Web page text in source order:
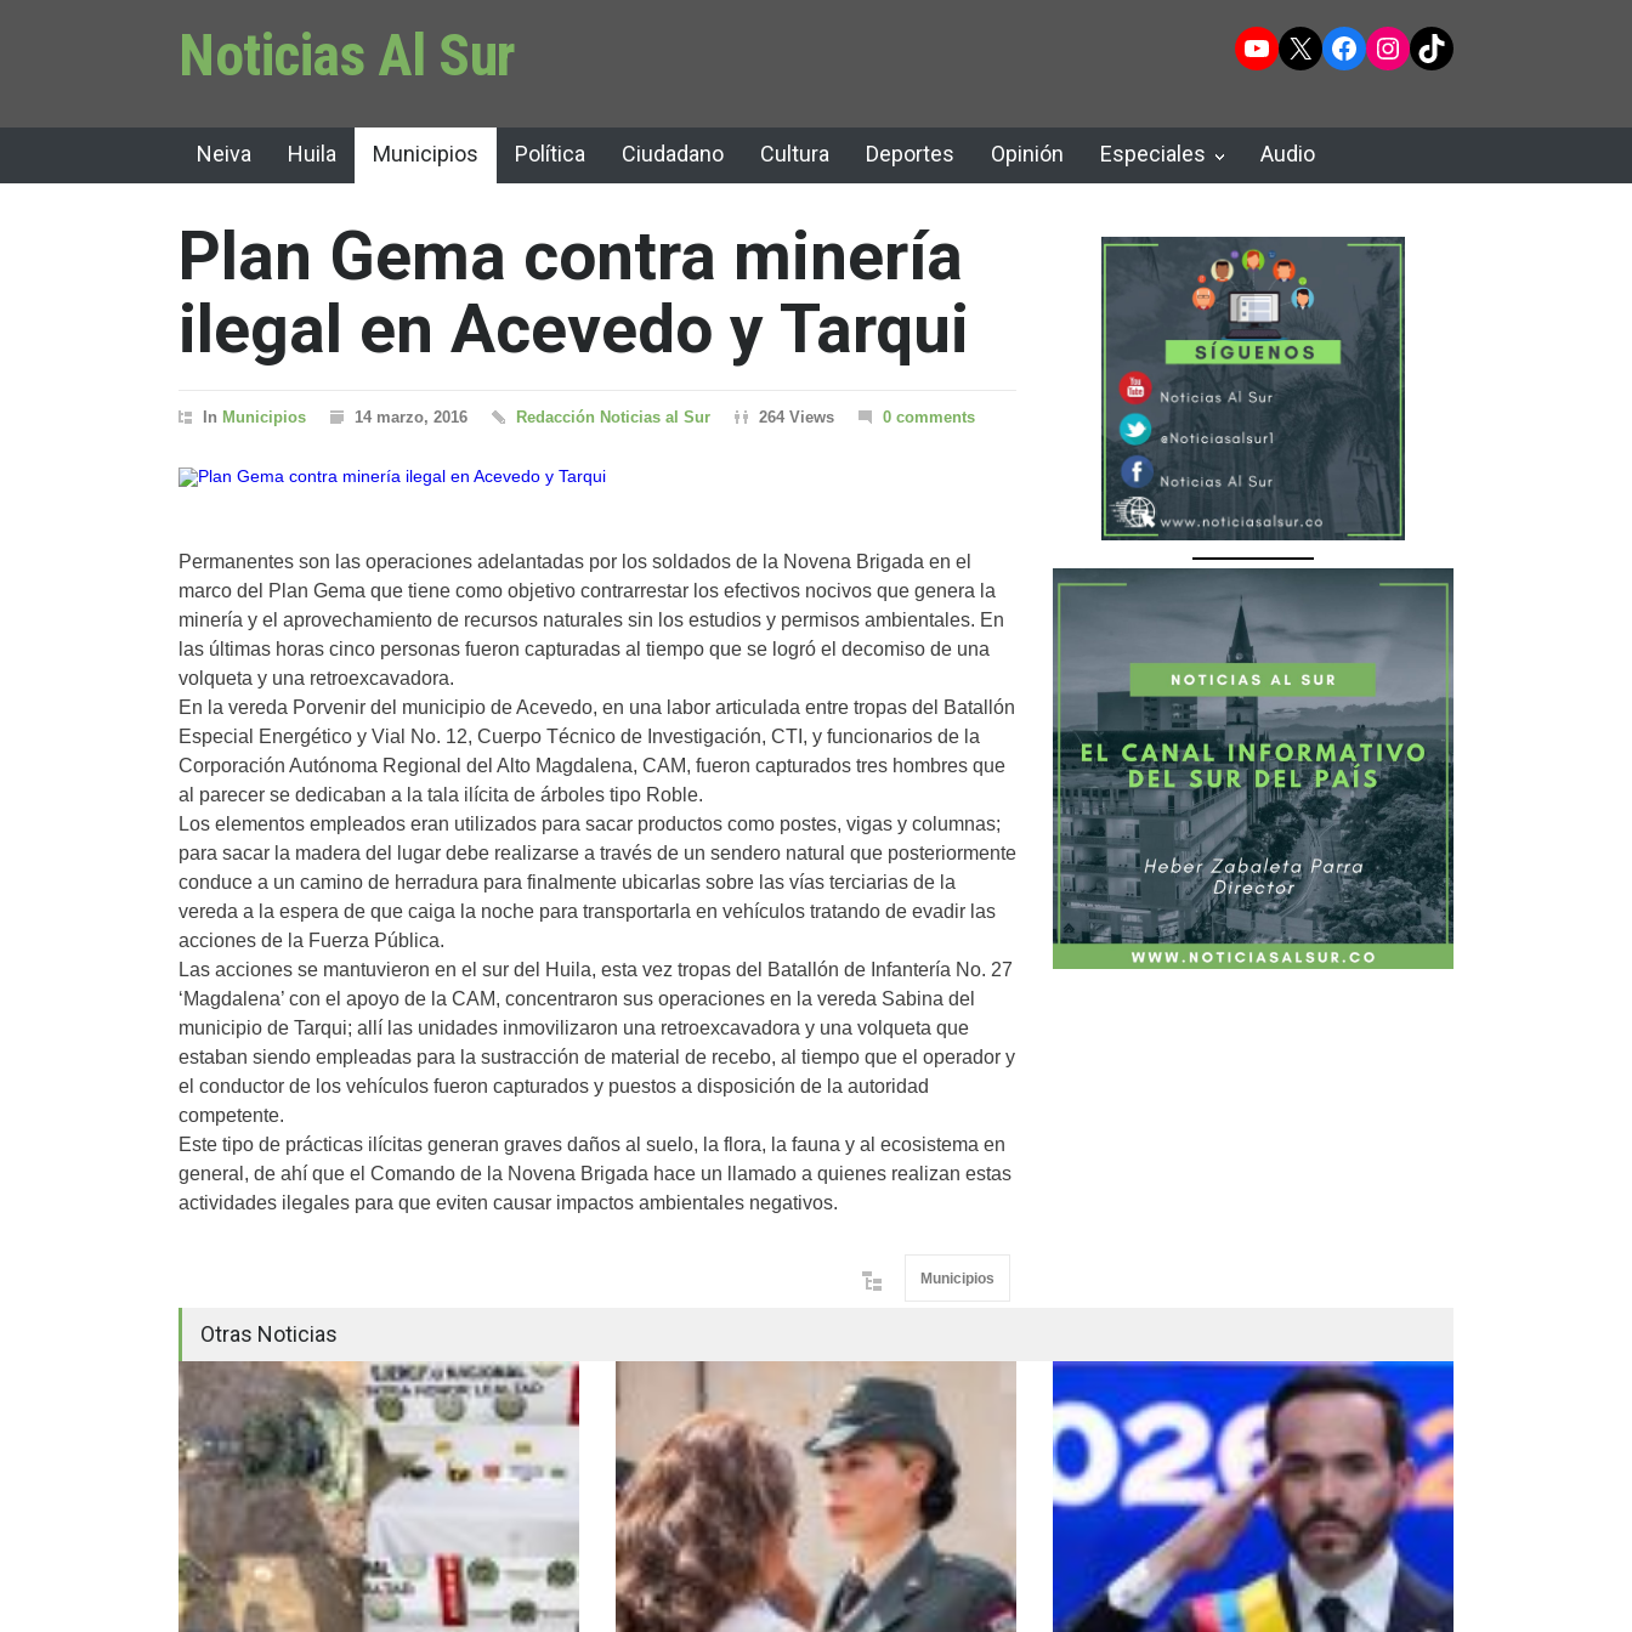
Noticias Al Sur YouTube
X Facebook
Instagram
TikTok
Neiva Huila Municipios Política Ciudadano Cultura Deportes Opinión Especiales Audio
Plan Gema contra minería
ilegal en Acevedo y Tarqui
In Municipios 14 marzo, 2016 Redacción Noticias al Sur 264 Views 0 comments
Permanentes son las operaciones adelantadas por los soldados de la Novena Brigada en el
marco del Plan Gema que tiene como objetivo contrarrestar los efectivos nocivos que genera la
minería y el aprovechamiento de recursos naturales sin los estudios y permisos ambientales. En
las últimas horas cinco personas fueron capturadas al tiempo que se logró el decomiso de una
volqueta y una retroexcavadora.
En la vereda Porvenir del municipio de Acevedo, en una labor articulada entre tropas del Batallón
Especial Energético y Vial No. 12, Cuerpo Técnico de Investigación, CTI, y funcionarios de la
Corporación Autónoma Regional del Alto Magdalena, CAM, fueron capturados tres hombres que
al parecer se dedicaban a la tala ilícita de árboles tipo Roble.
Los elementos empleados eran utilizados para sacar productos como postes, vigas y columnas;
para sacar la madera del lugar debe realizarse a través de un sendero natural que posteriormente
conduce a un camino de herradura para finalmente ubicarlas sobre las vías terciarias de la
vereda a la espera de que caiga la noche para transportarla en vehículos tratando de evadir las
acciones de la Fuerza Pública.
Las acciones se mantuvieron en el sur del Huila, esta vez tropas del Batallón de Infantería No. 27
‘Magdalena’ con el apoyo de la CAM, concentraron sus operaciones en la vereda Sabina del
municipio de Tarqui; allí las unidades inmovilizaron una retroexcavadora y una volqueta que
estaban siendo empleadas para la sustracción de material de recebo, al tiempo que el operador y
el conductor de los vehículos fueron capturados y puestos a disposición de la autoridad
competente.
Este tipo de prácticas ilícitas generan graves daños al suelo, la flora, la fauna y al ecosistema en
general, de ahí que el Comando de la Novena Brigada hace un llamado a quienes realizan estas
actividades ilegales para que eviten causar impactos ambientales negativos.
Municipios
Otras Noticias